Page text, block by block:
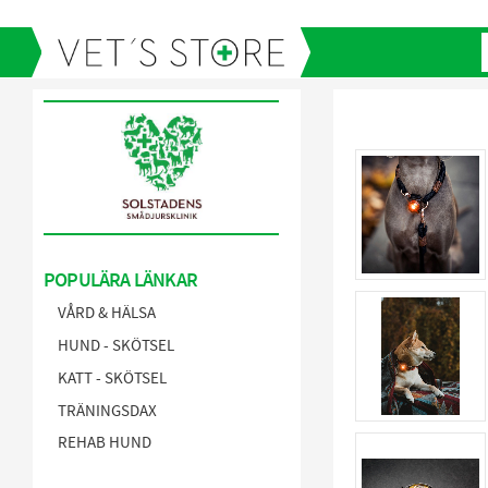
POPULÄRA LÄNKAR
VÅRD & HÄLSA
HUND - SKÖTSEL
KATT - SKÖTSEL
TRÄNINGSDAX
REHAB HUND